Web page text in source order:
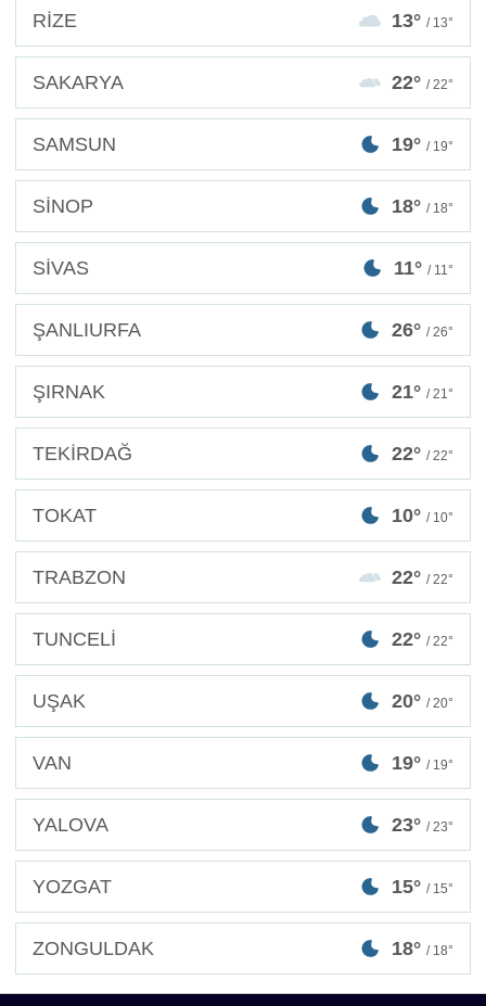
RİZE 13° / 13°
SAKARYA 22° / 22°
SAMSUN 19° / 19°
SİNOP 18° / 18°
SİVAS 11° / 11°
ŞANLIURFA 26° / 26°
ŞIRNAK 21° / 21°
TEKİRDAĞ 22° / 22°
TOKAT 10° / 10°
TRABZON 22° / 22°
TUNCELİ 22° / 22°
UŞAK 20° / 20°
VAN 19° / 19°
YALOVA 23° / 23°
YOZGAT 15° / 15°
ZONGULDAK 18° / 18°